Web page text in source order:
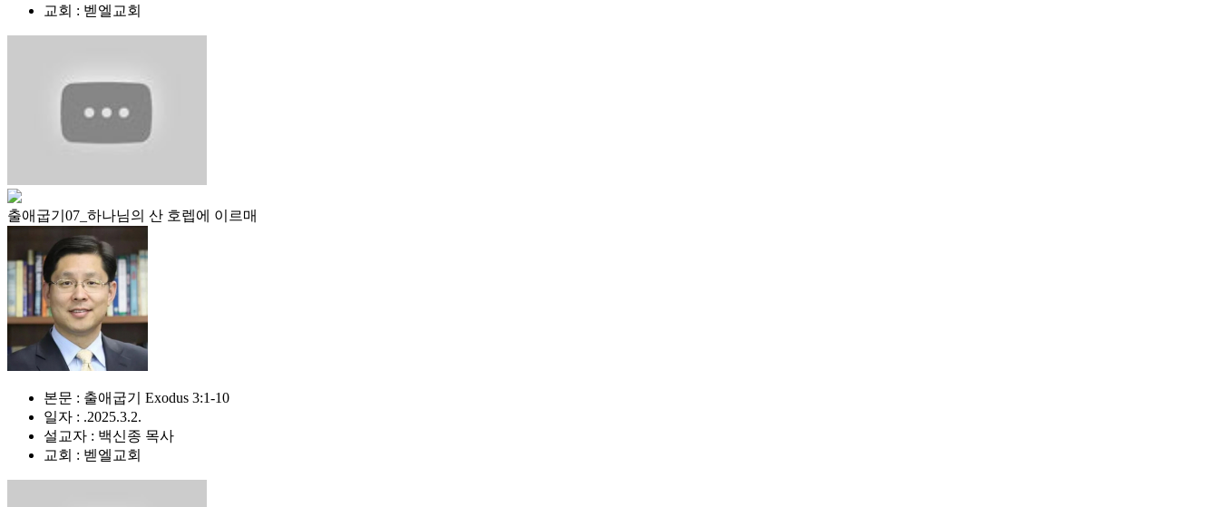
교회 : 벧엘교회
출애굽기07_하나님의 산 호렙에 이르매
본문 : 출애굽기 Exodus 3:1-10
일자 : .2025.3.2.
설교자 : 백신종 목사
교회 : 벧엘교회